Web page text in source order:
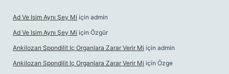
Ad Ve Isim Aynı Şey Mi için admin
Ad Ve Isim Aynı Şey Mi için Özgür
Ankilozan Spondilit Iç Organlara Zarar Verir Mi için admin
Ankilozan Spondilit Iç Organlara Zarar Verir Mi için Özge